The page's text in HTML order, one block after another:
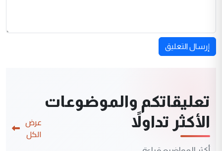
إرسال التعليق
تعليقاتكم والموضوعات
الأكثر تداولاً
عرض
الكل